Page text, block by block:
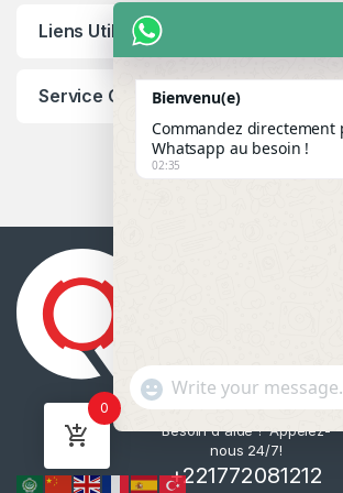
Liens Utiles
Service Client
Besoin d'aide ? Appelez-
nous 24/7!
+221772081212
0
Bienvenu(e)
Commandez directement
Whatsapp au besoin !
02:35
"
+
c
a
WhatsApp Message